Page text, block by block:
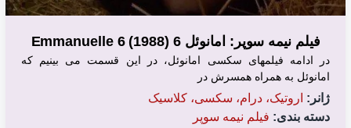
فیلم نیمه سوپر: امانوئل 6 (1988) Emmanuelle 6
در ادامه فیلمهای سکسی امانوئل، در این قسمت می بینیم که
امانوئل به همراه همسرش در
ژانر: اروتیک، درام، سکسی، کلاسیک
دسته بندی: فیلم نیمه سوپر